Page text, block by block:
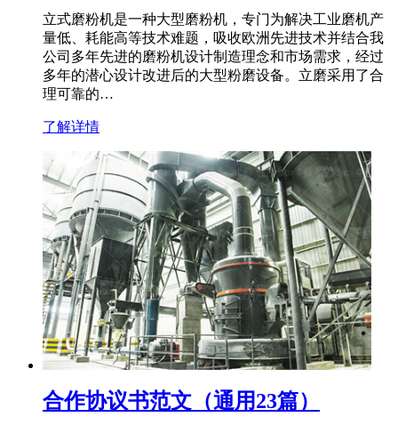
立式磨粉机是一种大型磨粉机，专门为解决工业磨机产
量低、耗能高等技术难题，吸收欧洲先进技术并结合我
公司多年先进的磨粉机设计制造理念和市场需求，经过
多年的潜心设计改进后的大型粉磨设备。立磨采用了合
理可靠的…
了解详情
合作协议书范文（通用23篇）